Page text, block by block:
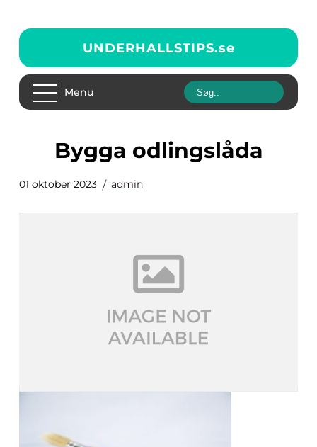
UNDERHALLSTIPS.se
Menu
bygga odlingslåda
01 oktober 2023 admin